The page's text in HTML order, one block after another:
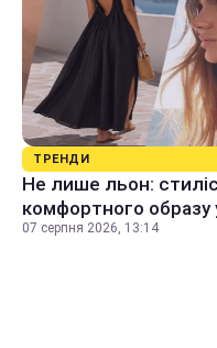
ТРЕНДИ
Не лише льон:
комфортного образу
07 серпня 2026, 13:14